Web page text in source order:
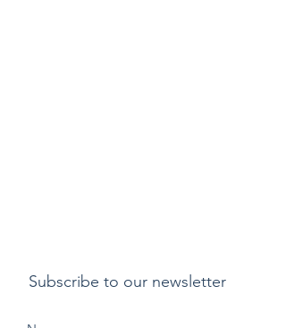
Subscribe to our newsletter